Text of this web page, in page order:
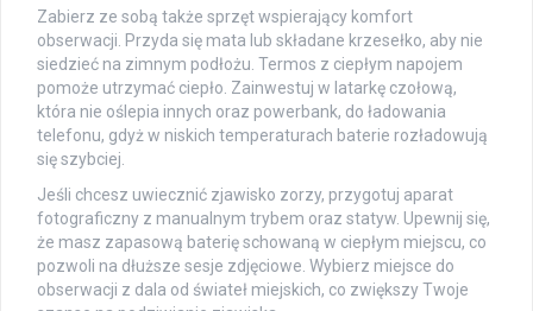
Zabierz ze sobą także sprzęt wspierający komfort
obserwacji. Przyda się mata lub składane krzesełko, aby nie
siedzieć na zimnym podłożu. Termos z ciepłym napojem
pomoże utrzymać ciepło. Zainwestuj w latarkę czołową,
która nie oślepia innych oraz powerbank, do ładowania
telefonu, gdyż w niskich temperaturach baterie rozładowują
się szybciej.
Jeśli chcesz uwiecznić zjawisko zorzy, przygotuj aparat
fotograficzny z manualnym trybem oraz statyw. Upewnij się,
że masz zapasową baterię schowaną w ciepłym miejscu, co
pozwoli na dłuższe sesje zdjęciowe. Wybierz miejsce do
obserwacji z dala od świateł miejskich, co zwiększy Twoje